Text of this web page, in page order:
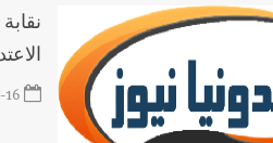
16